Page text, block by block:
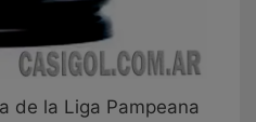
de la Liga Pampeana